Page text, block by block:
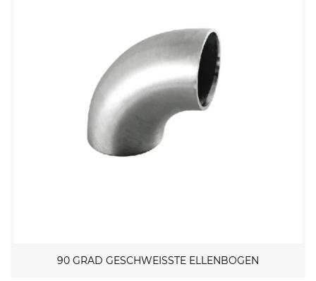
90 GRAD GESCHWEISSTE ELLENBOGEN